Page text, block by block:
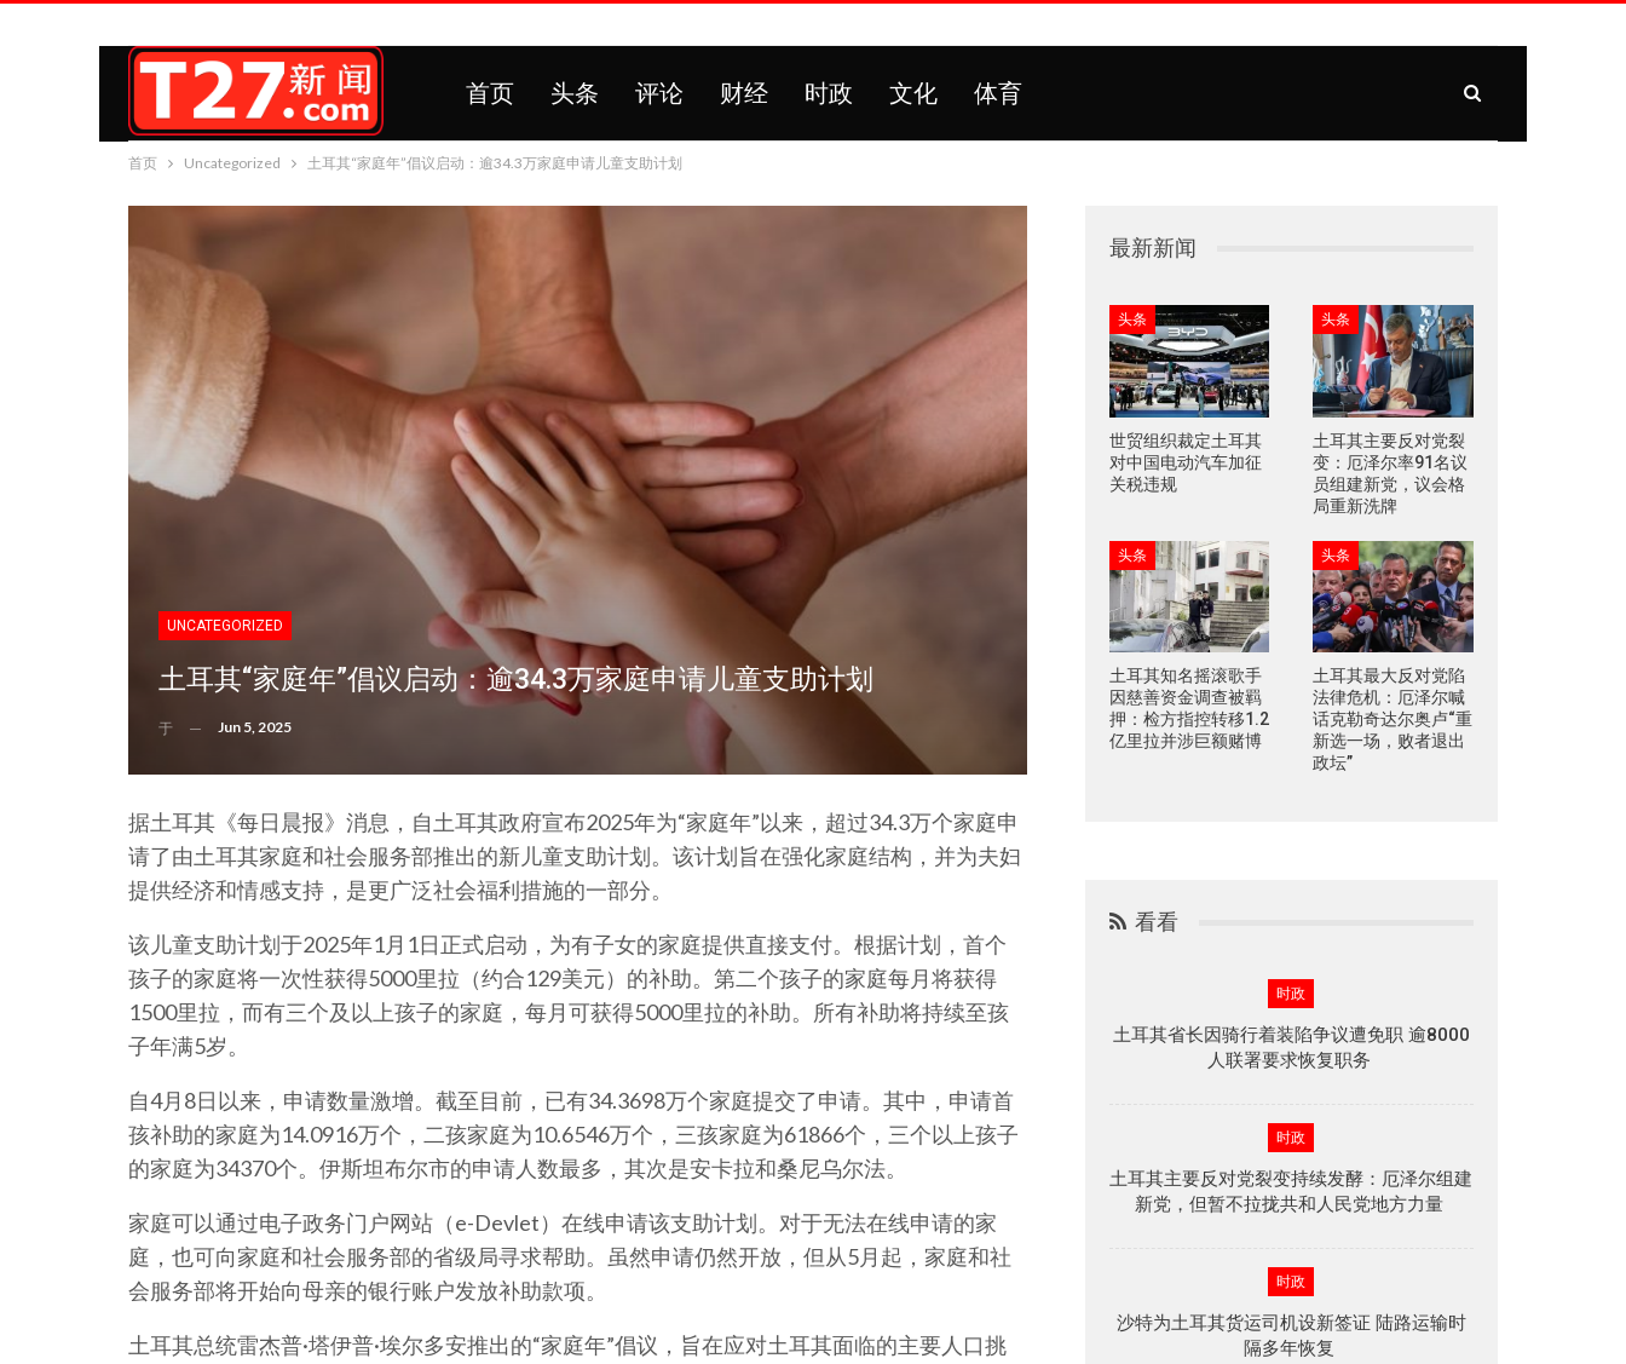
首页 头条 评论 财经 时政 文化 体育
首页 Uncategorized 土耳其“家庭年”倡议启动：逾34.3万家庭申请儿童支助计划
UNCATEGORIZED
土耳其“家庭年”倡议启动：逾34.3万家庭申请儿童支助计划
于 Jun 5, 2025
据土耳其《每日晨报》消息，自土耳其政府宣布2025年为“家庭年”以来，超过34.3万个家庭申
请了由土耳其家庭和社会服务部推出的新儿童支助计划。该计划旨在强化家庭结构，并为夫妇
提供经济和情感支持，是更广泛社会福利措施的一部分。
该儿童支助计划于2025年1月1日正式启动，为有子女的家庭提供直接支付。根据计划，首个
孩子的家庭将一次性获得5000里拉（约合129美元）的补助。第二个孩子的家庭每月将获得
1500里拉，而有三个及以上孩子的家庭，每月可获得5000里拉的补助。所有补助将持续至孩
子年满5岁。
自4月8日以来，申请数量激增。截至目前，已有34.3698万个家庭提交了申请。其中，申请首
孩补助的家庭为14.0916万个，二孩家庭为10.6546万个，三孩家庭为61866个，三个以上孩子
的家庭为34370个。伊斯坦布尔市的申请人数最多，其次是安卡拉和桑尼乌尔法。
家庭可以通过电子政务门户网站（e-Devlet）在线申请该支助计划。对于无法在线申请的家
庭，也可向家庭和社会服务部的省级局寻求帮助。虽然申请仍然开放，但从5月起，家庭和社
会服务部将开始向母亲的银行账户发放补助款项。
土耳其总统雷杰普·塔伊普·埃尔多安推出的“家庭年”倡议，旨在应对土耳其面临的主要人口挑
最新新闻
头条
世贸组织裁定土耳其
对中国电动汽车加征
关税违规
头条
土耳其主要反对党裂
变：厄泽尔率91名议
员组建新党，议会格
局重新洗牌
头条
土耳其知名摇滚歌手
因慈善资金调查被羁
押：检方指控转移1.2
亿里拉并涉巨额赌博
头条
土耳其最大反对党陷
法律危机：厄泽尔喊
话克勒奇达尔奥卢“重
新选一场，败者退出
政坛”
看看
时政
土耳其省长因骑行着装陷争议遭免职 逾8000
人联署要求恢复职务
时政
土耳其主要反对党裂变持续发酵：厄泽尔组建
新党，但暂不拉拢共和人民党地方力量
时政
沙特为土耳其货运司机设新签证 陆路运输时
隔多年恢复